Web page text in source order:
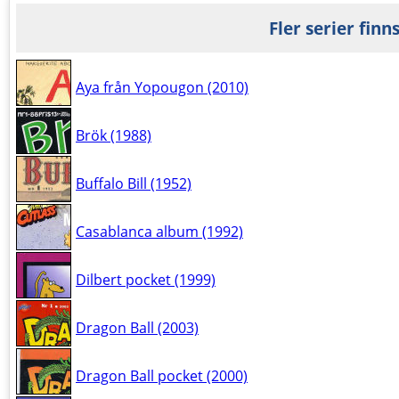
Fler serier finns
Aya från Yopougon (2010)
Brök (1988)
Buffalo Bill (1952)
Casablanca album (1992)
Dilbert pocket (1999)
Dragon Ball (2003)
Dragon Ball pocket (2000)